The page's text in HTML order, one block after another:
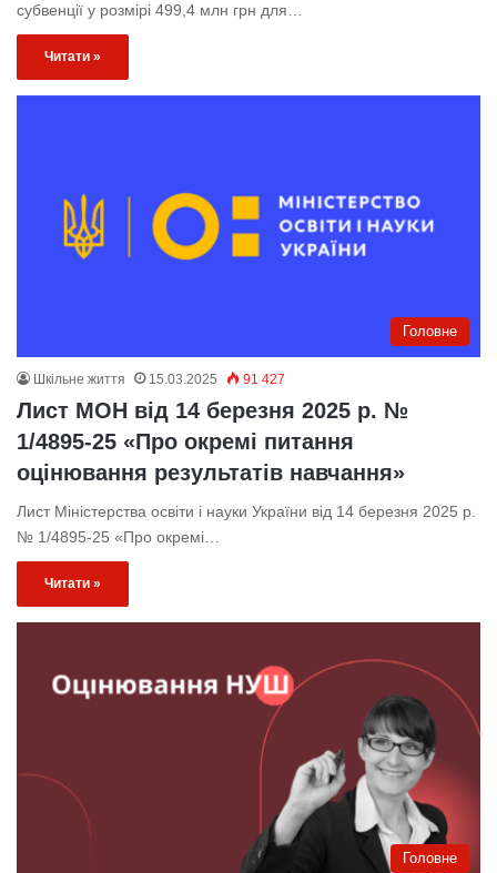
субвенції у розмірі 499,4 млн грн для…
Читати »
Головне
Шкільне життя 15.03.2025 91 427
Лист МОН від 14 березня 2025 р. №
1/4895-25 «Про окремі питання
оцінювання результатів навчання»
Лист Міністерства освіти і науки України від 14 березня 2025 р.
№ 1/4895-25 «Про окремі…
Читати »
Головне